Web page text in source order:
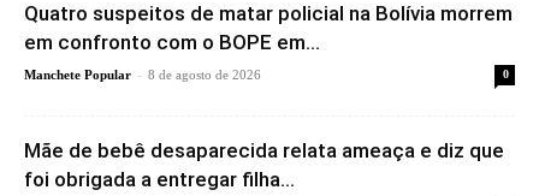
Quatro suspeitos de matar policial na Bolívia morrem
em confronto com o BOPE em...
Manchete Popular - 8 de agosto de 2026 0
Mãe de bebê desaparecida relata ameaça e diz que
foi obrigada a entregar filha...